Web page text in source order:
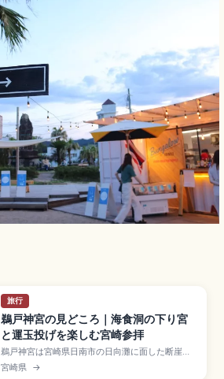
旅行
鵜戸神宮の見どころ｜海食洞の下り宮
と運玉投げを楽しむ宮崎参拝
鵜戸神宮は宮崎県日南市の日向灘に面した断崖の
海食洞内に本殿が鎮座する珍しい神社。崖の石段
を下る「下り宮」形式で、御祭神は日子波瀲武鸕
宮崎県 →